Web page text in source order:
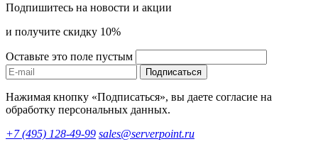
Подпишитесь на новости и акции
и получите скидку 10%
Оставьте это поле пустым
Подписаться
Нажимая кнопку «Подписаться», вы даете согласие на
обработку персональных данных.
+7 (495) 128-49-99 sales@serverpoint.ru